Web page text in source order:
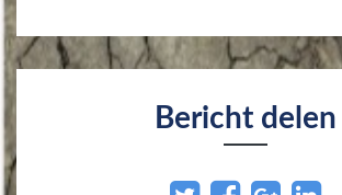
Bericht delen